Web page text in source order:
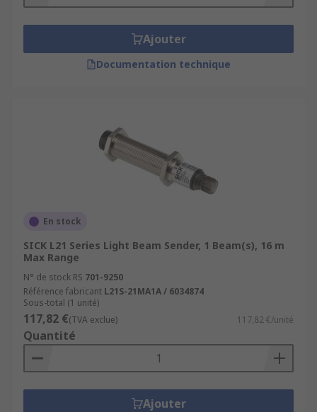
Industrial settings including factories and
automated production lines
Anywhere hazardous and you want to
control the flow of traffic with strict safety
Ajouter
Documentation technique
En stock
SICK L21 Series Light Beam Sender, 1 Beam(s), 16 m
Max Range
N° de stock RS 701-9250
Référence fabricant L21S-21MA1A / 6034874
Sous-total (1 unité)
117,82 €(TVA exclue) 117,82 €/unité
Quantité
Ajouter